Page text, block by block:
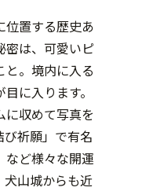
位置する歴史あ
密は、可愛いピ
と。境内に入る
に入ります。
に収めて写真を
祈願」で有名
など様々な開運
山城からも近